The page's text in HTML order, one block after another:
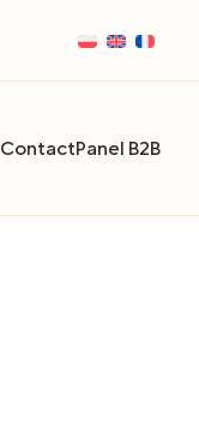
ContactPanel B2B